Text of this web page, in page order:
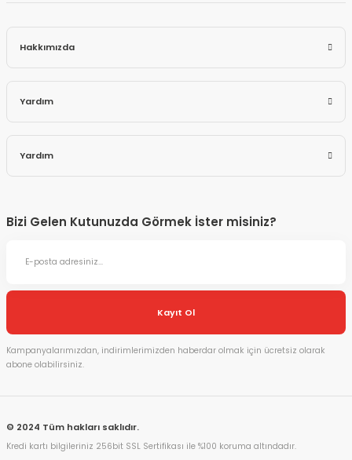
Hakkımızda
Yardım
Yardım
Bizi Gelen Kutunuzda Görmek İster misiniz?
Kayıt Ol
Kampanyalarımızdan, indirimlerimizden haberdar olmak için ücretsiz olarak
abone olabilirsiniz.
© 2024 Tüm hakları saklıdır.
Kredi kartı bilgileriniz 256bit SSL Sertifikası ile %100 koruma altındadır.